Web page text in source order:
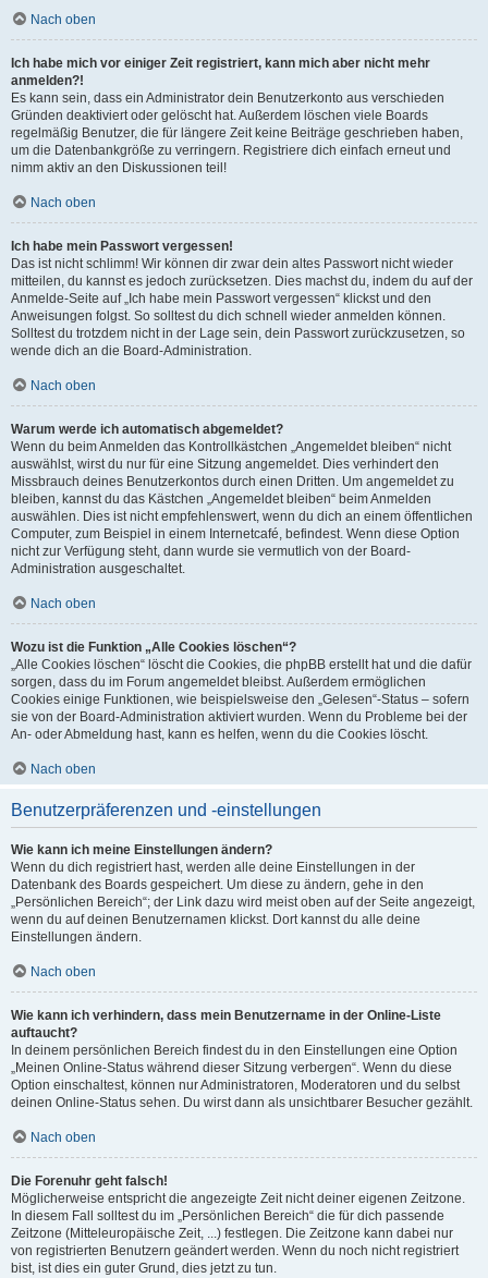
Nach oben
Ich habe mich vor einiger Zeit registriert, kann mich aber nicht mehr
anmelden?!
Es kann sein, dass ein Administrator dein Benutzerkonto aus verschieden
Gründen deaktiviert oder gelöscht hat. Außerdem löschen viele Boards
regelmäßig Benutzer, die für längere Zeit keine Beiträge geschrieben haben,
um die Datenbankgröße zu verringern. Registriere dich einfach erneut und
nimm aktiv an den Diskussionen teil!
Nach oben
Ich habe mein Passwort vergessen!
Das ist nicht schlimm! Wir können dir zwar dein altes Passwort nicht wieder
mitteilen, du kannst es jedoch zurücksetzen. Dies machst du, indem du auf der
Anmelde-Seite auf „Ich habe mein Passwort vergessen“ klickst und den
Anweisungen folgst. So solltest du dich schnell wieder anmelden können.
Solltest du trotzdem nicht in der Lage sein, dein Passwort zurückzusetzen, so
wende dich an die Board-Administration.
Nach oben
Warum werde ich automatisch abgemeldet?
Wenn du beim Anmelden das Kontrollkästchen „Angemeldet bleiben“ nicht
auswählst, wirst du nur für eine Sitzung angemeldet. Dies verhindert den
Missbrauch deines Benutzerkontos durch einen Dritten. Um angemeldet zu
bleiben, kannst du das Kästchen „Angemeldet bleiben“ beim Anmelden
auswählen. Dies ist nicht empfehlenswert, wenn du dich an einem öffentlichen
Computer, zum Beispiel in einem Internetcafé, befindest. Wenn diese Option
nicht zur Verfügung steht, dann wurde sie vermutlich von der Board-
Administration ausgeschaltet.
Nach oben
Wozu ist die Funktion „Alle Cookies löschen“?
„Alle Cookies löschen“ löscht die Cookies, die phpBB erstellt hat und die dafür
sorgen, dass du im Forum angemeldet bleibst. Außerdem ermöglichen
Cookies einige Funktionen, wie beispielsweise den „Gelesen“-Status – sofern
sie von der Board-Administration aktiviert wurden. Wenn du Probleme bei der
An- oder Abmeldung hast, kann es helfen, wenn du die Cookies löscht.
Nach oben
Benutzerpräferenzen und -einstellungen
Wie kann ich meine Einstellungen ändern?
Wenn du dich registriert hast, werden alle deine Einstellungen in der
Datenbank des Boards gespeichert. Um diese zu ändern, gehe in den
„Persönlichen Bereich“; der Link dazu wird meist oben auf der Seite angezeigt,
wenn du auf deinen Benutzernamen klickst. Dort kannst du alle deine
Einstellungen ändern.
Nach oben
Wie kann ich verhindern, dass mein Benutzername in der Online-Liste
auftaucht?
In deinem persönlichen Bereich findest du in den Einstellungen eine Option
„Meinen Online-Status während dieser Sitzung verbergen“. Wenn du diese
Option einschaltest, können nur Administratoren, Moderatoren und du selbst
deinen Online-Status sehen. Du wirst dann als unsichtbarer Besucher gezählt.
Nach oben
Die Forenuhr geht falsch!
Möglicherweise entspricht die angezeigte Zeit nicht deiner eigenen Zeitzone.
In diesem Fall solltest du im „Persönlichen Bereich“ die für dich passende
Zeitzone (Mitteleuropäische Zeit, ...) festlegen. Die Zeitzone kann dabei nur
von registrierten Benutzern geändert werden. Wenn du noch nicht registriert
bist, ist dies ein guter Grund, dies jetzt zu tun.